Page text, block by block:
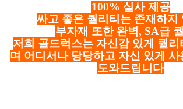
100% 실사 제공
싸고 좋은 퀄리티는 존재하지
부자재 또한 완벽, SA급
저희 골드럭스는 자신감 있게 퀄리
며 어디서나 당당하고 자신 있게
도와드립니다